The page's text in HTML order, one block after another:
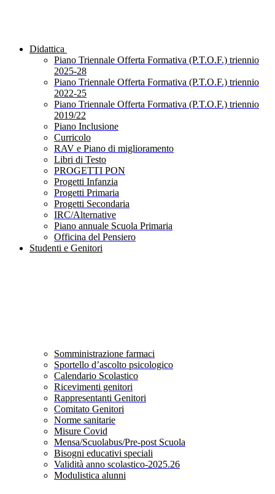
Didattica
Piano Triennale Offerta Formativa (P.T.O.F.) triennio
2025-28
Piano Triennale Offerta Formativa (P.T.O.F.) triennio
2022-25
Piano Triennale Offerta Formativa (P.T.O.F.) triennio
2019/22
Piano Inclusione
Curricolo
RAV e Piano di miglioramento
Libri di Testo
PROGETTI PON
Progetti Infanzia
Progetti Primaria
Progetti Secondaria
IRC/Alternative
Piano annuale Scuola Primaria
Officina del Pensiero
Studenti e Genitori
Somministrazione farmaci
Sportello d’ascolto psicologico
Calendario Scolastico
Ricevimenti genitori
Rappresentanti Genitori
Comitato Genitori
Norme sanitarie
Misure Covid
Mensa/Scuolabus/Pre-post Scuola
Bisogni educativi speciali
Validità anno scolastico-2025.26
Modulistica alunni